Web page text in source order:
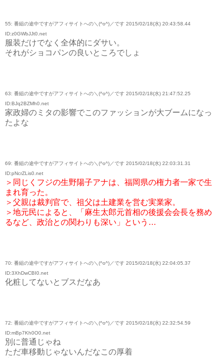
55: 番組の途中ですがアフィサイトへの＼(^o^)／です 2015/02/18(水) 20:43:58.44
ID:z0GWbJJt0.net
服装だけでなく全体的にダサい。
それがショコパンの良いところでしょ
63: 番組の途中ですがアフィサイトへの＼(^o^)／です 2015/02/18(水) 21:47:52.25
ID:BJq2BZMh0.net
家政婦のミタの影響でこのファッションが大ブームになっ
たよな
69: 番組の途中ですがアフィサイトへの＼(^o^)／です 2015/02/18(水) 22:03:31.31
ID:pNcrZLis0.net
＞同じくフジの生野陽子アナは、福岡県の権力者一家で生
まれ育った。
＞父親は裁判官で、祖父は土建業を営む実業家。
＞地元民によると、「麻生太郎元首相の後援会会長を務め
るなど、政治との関わりも深い」という…
70: 番組の途中ですがアフィサイトへの＼(^o^)／です 2015/02/18(水) 22:04:05.37
ID:3XhDwCBI0.net
化粧してないとブスだなあ
72: 番組の途中ですがアフィサイトへの＼(^o^)／です 2015/02/18(水) 22:32:54.59
ID:mBp7Kh0O0.net
別に普通じゃね
ただ車移動じゃないんだなこの厚着